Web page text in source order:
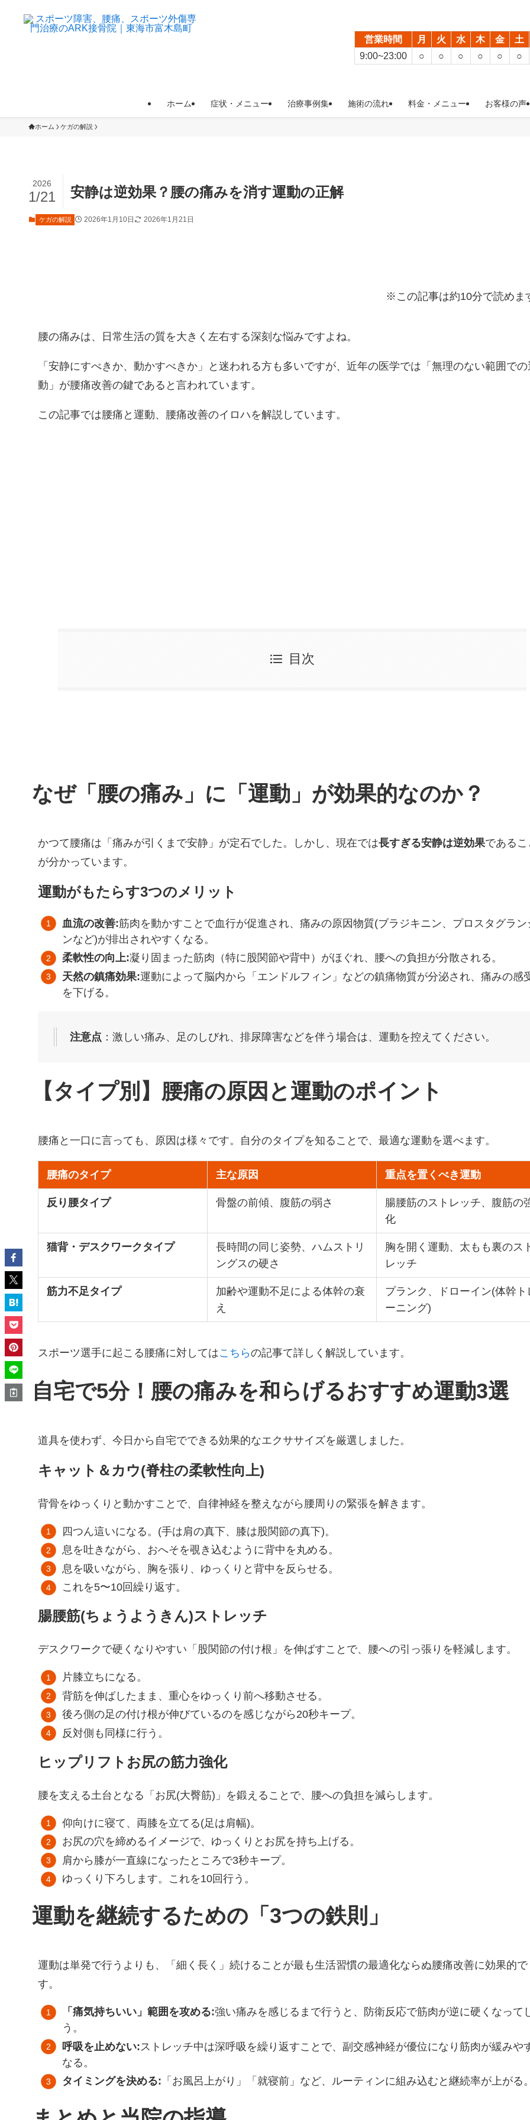
ホーム 症状・メニュー 治療事例集 施術の流れ 料金・メニュー お客様の声
営業時間 月 火 水 木 金 土
9:00~23:00
○ ○ ○ ○ ○ ○
ホーム ケガの解説
安静は逆効果？腰の痛みを消す運動の正解
2026
1/21
ケガの解説 2026年1月10日 2026年1月21日
※この記事は約10分で読めま
腰の痛みは、日常生活の質を大きく左右する深刻な悩みですよね。
「安静にすべきか、動かすべきか」と迷われる方も多いですが、近年の医学では「無理のない範囲での
動」が腰痛改善の鍵であると言われています。
この記事では腰痛と運動、腰痛改善のイロハを解説しています。
目次
なぜ「腰の痛み」に「運動」が効果的なのか？
かつて腰痛は「痛みが引くまで安静」が定石でした。しかし、現在では長すぎる安静は逆効果であるこ
が分かっています。
運動がもたらす3つのメリット
血流の改善:筋肉を動かすことで血行が促進され、痛みの原因物質(ブラジキニン、プロスタグラン
ンなど)が排出されやすくなる。
柔軟性の向上:凝り固まった筋肉（特に股関節や背中）がほぐれ、腰への負担が分散される。
天然の鎮痛効果:運動によって脳内から「エンドルフィン」などの鎮痛物質が分泌され、痛みの感
を下げる。
注意点 ：激しい痛み、足のしびれ、排尿障害などを伴う場合は、運動を控えてください。
【タイプ別】腰痛の原因と運動のポイント
腰痛と一口に言っても、原因は様々です。自分のタイプを知ることで、最適な運動を選べます。
腰痛のタイプ 主な原因 重点を置くべき運動
反り腰タイプ 骨盤の前傾、腹筋の弱さ
腸腰筋のストレッチ、腹筋の
化
猫背・デスクワークタイプ
長時間の同じ姿勢、ハムストリ
ングスの硬さ
胸を開く運動、太もも裏のス
レッチ
筋力不足タイプ
加齢や運動不足による体幹の衰
え
プランク、ドローイン(体幹ト
ーニング)
スポーツ選手に起こる腰痛に対してはこちらの記事て詳しく解説しています。
自宅で5分！腰の痛みを和らげるおすすめ運動3選
道具を使わず、今日から自宅でできる効果的なエクササイズを厳選しました。
キャット＆カウ(脊柱の柔軟性向上)
背骨をゆっくりと動かすことで、自律神経を整えながら腰周りの緊張を解きます。
四つん這いになる。(手は肩の真下、膝は股関節の真下)。
息を吐きながら、おへそを覗き込むように背中を丸める。
息を吸いながら、胸を張り、ゆっくりと背中を反らせる。
これを5〜10回繰り返す。
腸腰筋(ちょうようきん)ストレッチ
デスクワークで硬くなりやすい「股関節の付け根」を伸ばすことで、腰への引っ張りを軽減します。
片膝立ちになる。
背筋を伸ばしたまま、重心をゆっくり前へ移動させる。
後ろ側の足の付け根が伸びているのを感じながら20秒キープ。
反対側も同様に行う。
ヒップリフトお尻の筋力強化
腰を支える土台となる「お尻(大臀筋)」を鍛えることで、腰への負担を減らします。
仰向けに寝て、両膝を立てる(足は肩幅)。
お尻の穴を締めるイメージで、ゆっくりとお尻を持ち上げる。
肩から膝が一直線になったところで3秒キープ。
ゆっくり下ろします。これを10回行う。
運動を継続するための「3つの鉄則」
運動は単発で行うよりも、「細く長く」続けることが最も生活習慣の最適化ならぬ腰痛改善に効果的で
す。
「痛気持ちいい」範囲を攻める:強い痛みを感じるまで行うと、防衛反応で筋肉が逆に硬くなって
う。
呼吸を止めない: ストレッチ中は深呼吸を繰り返すことで、副交感神経が優位になり筋肉が緩みや
なる。
タイミングを決める: 「お風呂上がり」「就寝前」など、ルーティンに組み込むと継続率が上がる。